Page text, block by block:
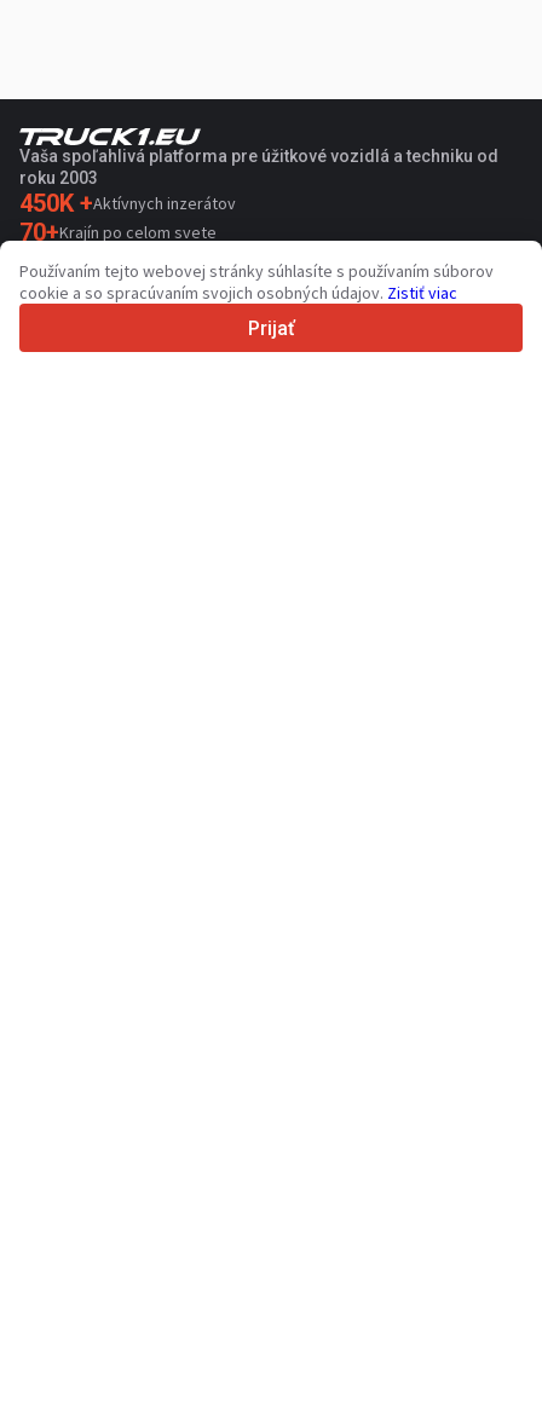
Vaša spoľahlivá platforma pre úžitkové vozidlá a techniku od
roku 2003
450K +Aktívnych inzerátov
70+Krajín po celom svete
36Podporovaných jazykov
4.7/5
Používaním tejto webovej stránky súhlasíte s používaním súborov
cookie a so spracúvaním svojich osobných údajov. Zistiť viac
Prijať